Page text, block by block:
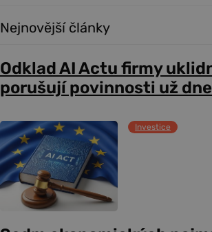
Nejnovější články
Odklad AI Actu firmy
porušují povinnosti už
Investice